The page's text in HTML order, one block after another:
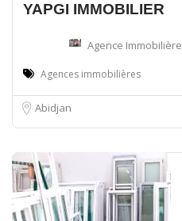
YAPGI IMMOBILIER
Agence Immobilière
Agences immobilières
Abidjan